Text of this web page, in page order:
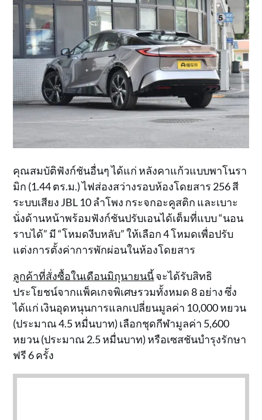
คุณสมบัติฟังก์ชันอื่นๆ ได้แก่ หลังคาแก้วแบบพาโนรา
มิก (1.44 ตร.ม.) ไฟส่องสว่างรอบห้องโดยสาร 256 สี
ระบบเสียง JBL 10 ลำโพง กระจกอะคูสติก และเบาะ
นั่งด้านหน้าพร้อมฟังก์ชันปรับเอนได้เต็มที่แบบ “นอน
ราบได้” มี “โหมดงีบหลับ” ให้เลือก 4 โหมดเพื่อปรับ
แต่งการตั้งค่าการพักผ่อนในห้องโดยสาร
ลูกค้าที่สั่งซื้อในเดือนมิถุนายนนี้จะได้รับสิทธิ
ประโยชน์จากแพ็คเกจพิเศษรวมทั้งหมด 8 อย่าง ซึ่ง
ได้แก่ เงินอุดหนุนการแลกเปลี่ยนมูลค่า 10,000 หยวน
(ประมาณ 4.5 หมื่นบาท) เลือกชุดกีฬามูลค่า 5,600
หยวน (ประมาณ 2.5 หมื่นบาท) หรือเซสชันบำรุงรักษา
ฟรี 6 ครั้ง